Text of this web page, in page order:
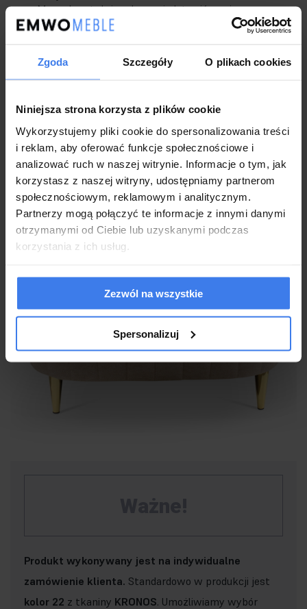
Zgoda Szczegóły O plikach cookies
Niniejsza strona korzysta z plików cookie
Wykorzystujemy pliki cookie do spersonalizowania treści
i reklam, aby oferować funkcje społecznościowe i
analizować ruch w naszej witrynie. Informacje o tym, jak
korzystasz z naszej witryny, udostępniamy partnerom
społecznościowym, reklamowym i analitycznym.
Partnerzy mogą połączyć te informacje z innymi danymi
otrzymanymi od Ciebie lub uzyskanymi podczas
korzystania z ich usług.
Zezwól na wszystkie
Spersonalizuj
Mocna konstrukcja z drewna i płyty wiórowej
Miękkie i wygodne siedzisko wypełnione pianką PUR i
Złote nóżki dodające elegancji i stylu
Produkt nowy, bez uszkodzeń, do samodzielnego montażu
Produkcja Polska
Fotel z kolekcji LAREN:
kliknij tutaj
Produkt wykonywany jest na indywidualne
zamówienie klienta. Standardowo w produkcji jest
kolor 22 z tkaniny KRONOS. Umożliwiamy wybór